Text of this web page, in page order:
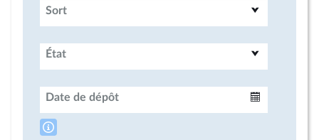
Sort
État
Date de dépôt